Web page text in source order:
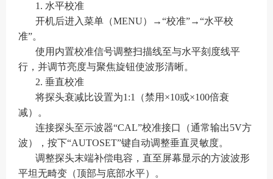
1. 水平校准
开机后进入菜单（MENU）→“校准”→“水平校
准”。
使用内置校准信号调整扫描线至与水平刻度线平
行，并调节亮度与聚焦旋钮使波形清晰。
2. 垂直校准
将探头衰减比设置为1:1（禁用×10或×100倍衰
减）。
连接探头至示波器“CAL”校准接口（通常输出5V方
波），按下“AUTOSET”键自动调整垂直灵敏度。
调整探头末端补偿电容，直至屏幕显示的方波波形
平坦无畸变（顶部与底部水平）。